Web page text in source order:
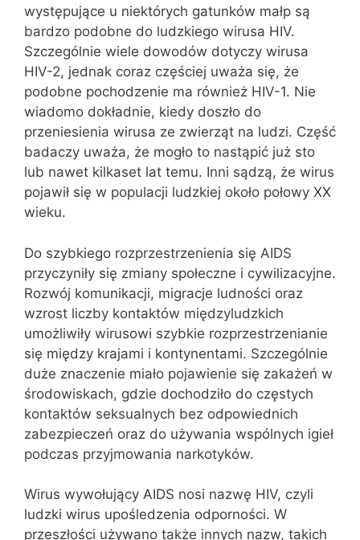
występujące u niektórych gatunków małp są
bardzo podobne do ludzkiego wirusa HIV.
Szczególnie wiele dowodów dotyczy wirusa
HIV-2, jednak coraz częściej uważa się, że
podobne pochodzenie ma również HIV-1. Nie
wiadomo dokładnie, kiedy doszło do
przeniesienia wirusa ze zwierząt na ludzi. Część
badaczy uważa, że mogło to nastąpić już sto
lub nawet kilkaset lat temu. Inni sądzą, że wirus
pojawił się w populacji ludzkiej około połowy XX
wieku.
Do szybkiego rozprzestrzenienia się AIDS
przyczyniły się zmiany społeczne i cywilizacyjne.
Rozwój komunikacji, migracje ludności oraz
wzrost liczby kontaktów międzyludzkich
umożliwiły wirusowi szybkie rozprzestrzenianie
się między krajami i kontynentami. Szczególnie
duże znaczenie miało pojawienie się zakażeń w
środowiskach, gdzie dochodziło do częstych
kontaktów seksualnych bez odpowiednich
zabezpieczeń oraz do używania wspólnych igieł
podczas przyjmowania narkotyków.
Wirus wywołujący AIDS nosi nazwę HIV, czyli
ludzki wirus upośledzenia odporności. W
przeszłości używano także innych nazw, takich